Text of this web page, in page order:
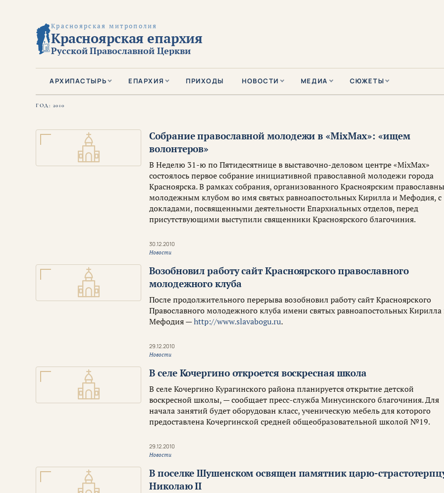
Красноярская митрополия
Красноярская епархия
Русской Православной Церкви
АРХИПАСТЫРЬ ЕПАРХИЯ ПРИХОДЫ НОВОСТИ МЕДИА СЮЖЕТЫ
ГОД: 2010
Собрание православной молодежи в «MixMax»: «ищем
волонтеров»
В Неделю 31-ю по Пятидесятнице в выставочно-деловом центре «MixMax»
состоялось первое собрание инициативной православной молодежи города
Красноярска. В рамках собрания, организованного Красноярским
молодежным клубом во имя святых равноапостольных Кирилла и Мефодия, c
докладами, посвященными деятельности Епархиальных отделов, перед
присутствующими выступили священники Красноярского благочиния.
30.12.2010
Новости
Возобновил работу сайт Красноярского православного
молодежного клуба
После продолжительного перерыва возобновил работу сайт Красноярского
Православного молодежного клуба имени святых равноапостольных Кирилла
Мефодия —http://www.slavabogu.ru.
29.12.2010
Новости
В селе Кочергино откроется воскресная школа
В селе Кочергино Курагинского района планируется открытие детской
воскресной школы, — сообщает пресс-служба Минусинского благочиния. Для
начала занятий будет оборудован класс, ученическую мебель для которого
предоставлена Кочергинской средней общеобразовательной школой №19.
29.12.2010
Новости
В поселке Шушенском освящен памятник царю-
Николаю II